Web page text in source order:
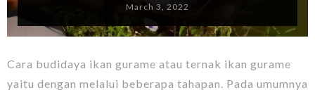
March 3, 2022
Cara budidaya ikan gurame atau ternak ikan gurame
yaitu dengan melalui beberapa tahapan. Pada umumnya